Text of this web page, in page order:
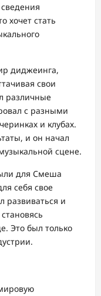
хочет стать
диджеинга,
свои
различные
с разными
и клубах.
и он начал
сцене.
для Смеша
себя свое
развиваться и
Это был только